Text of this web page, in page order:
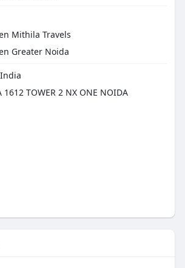
Mithila Travels
Greater Noida
TOWER 2 NX ONE NOIDA